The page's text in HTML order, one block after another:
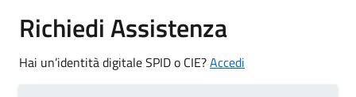
Richiedi Assistenza
Hai un’identità digitale SPID o CIE?Accedi